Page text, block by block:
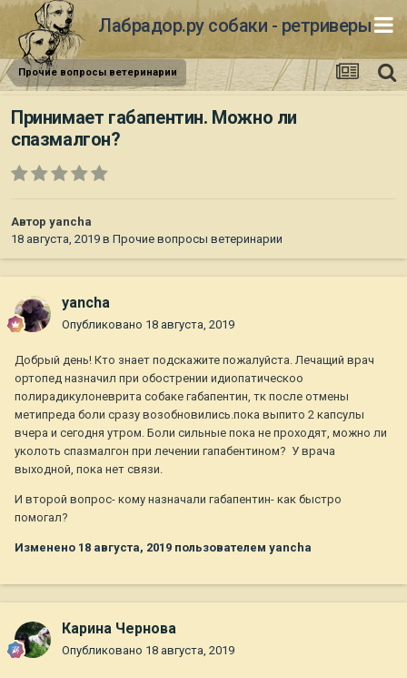
Лабрадор.ру собаки - ретриверы
Прочие вопросы ветеринарии
Принимает габапентин. Можно ли
спазмалгон?
Автор yancha
18 августа, 2019 в Прочие вопросы ветеринарии
yancha
Опубликовано 18 августа, 2019
Добрый день! Кто знает подскажите пожалуйста. Лечащий врач
ортопед назначил при обострении идиопатическоо
полирадикулоневрита собаке габапентин, тк после отмены
метипреда боли сразу возобновились.пока выпито 2 капсулы
вчера и сегодня утром. Боли сильные пока не проходят, можно ли
уколоть спазмалгон при лечении гапабентином? У врача
выходной, пока нет связи.
И второй вопрос- кому назначали габапентин- как быстро
помогал?
Изменено 18 августа, 2019 пользователем yancha
Карина Чернова
Опубликовано 18 августа, 2019